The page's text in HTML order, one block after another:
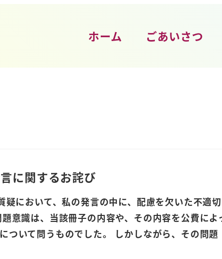
ホーム ごあいさつ
に関するお詫び
疑において、私の発言の中に、配慮を欠いた不適
意識は、当該冊子の内容や、その内容を公費によ
ついて問うものでした。 しかしながら、その問